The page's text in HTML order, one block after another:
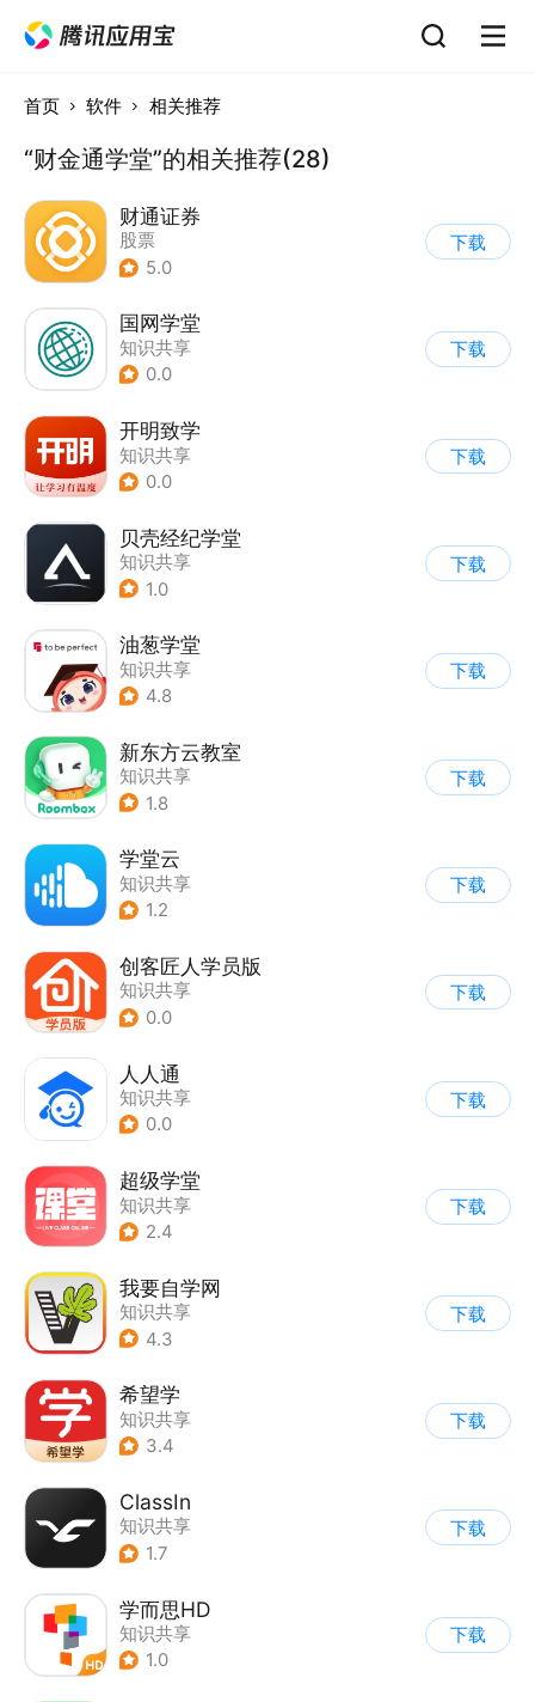
首页 软件 相关推荐
“财金通学堂”的相关推荐(28)
财通证券
股票
5.0
下载
国网学堂
知识共享
0.0
下载
开明致学
知识共享
0.0
下载
贝壳经纪学堂
知识共享
1.0
下载
油葱学堂
知识共享
4.8
下载
新东方云教室
知识共享
1.8
下载
学堂云
知识共享
1.2
下载
创客匠人学员版
知识共享
0.0
下载
人人通
知识共享
0.0
下载
超级学堂
知识共享
2.4
下载
我要自学网
知识共享
4.3
下载
希望学
知识共享
3.4
下载
ClassIn
知识共享
1.7
下载
学而思HD
知识共享
1.0
下载